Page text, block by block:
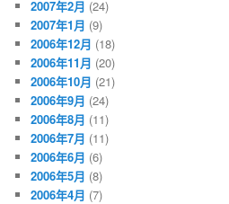
2007年2月 (24)
2007年1月 (9)
2006年12月 (18)
2006年11月 (20)
2006年10月 (21)
2006年9月 (24)
2006年8月 (11)
2006年7月 (11)
2006年6月 (6)
2006年5月 (8)
2006年4月 (7)